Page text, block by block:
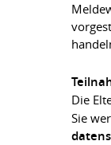
Die
Sie